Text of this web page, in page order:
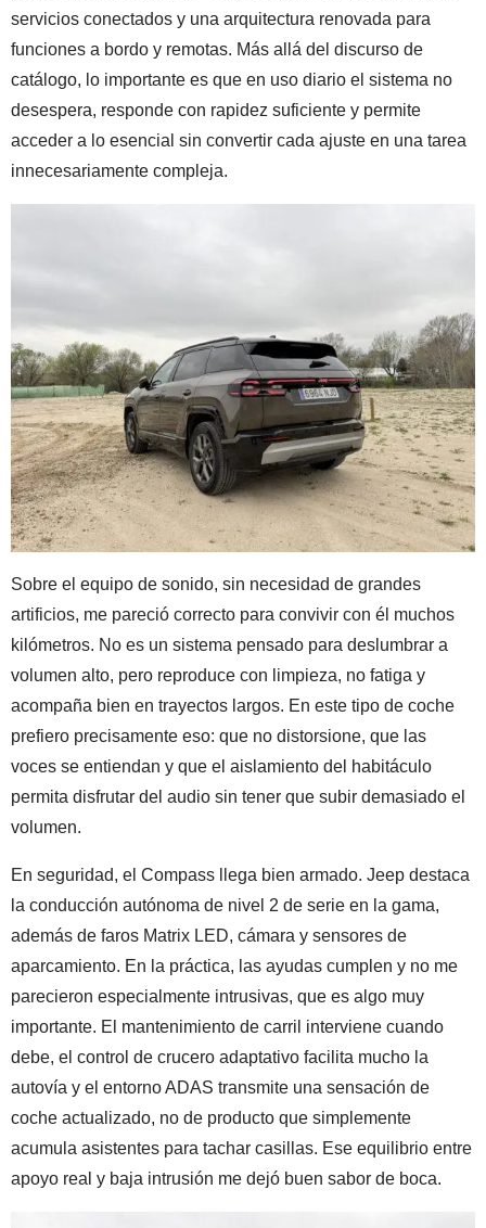
servicios conectados y una arquitectura renovada para
funciones a bordo y remotas. Más allá del discurso de
catálogo, lo importante es que en uso diario el sistema no
desespera, responde con rapidez suficiente y permite
acceder a lo esencial sin convertir cada ajuste en una tarea
innecesariamente compleja.
Sobre el equipo de sonido, sin necesidad de grandes
artificios, me pareció correcto para convivir con él muchos
kilómetros. No es un sistema pensado para deslumbrar a
volumen alto, pero reproduce con limpieza, no fatiga y
acompaña bien en trayectos largos. En este tipo de coche
prefiero precisamente eso: que no distorsione, que las
voces se entiendan y que el aislamiento del habitáculo
permita disfrutar del audio sin tener que subir demasiado el
volumen.
En seguridad, el Compass llega bien armado. Jeep destaca
la conducción autónoma de nivel 2 de serie en la gama,
además de faros Matrix LED, cámara y sensores de
aparcamiento. En la práctica, las ayudas cumplen y no me
parecieron especialmente intrusivas, que es algo muy
importante. El mantenimiento de carril interviene cuando
debe, el control de crucero adaptativo facilita mucho la
autovía y el entorno ADAS transmite una sensación de
coche actualizado, no de producto que simplemente
acumula asistentes para tachar casillas. Ese equilibrio entre
apoyo real y baja intrusión me dejó buen sabor de boca.